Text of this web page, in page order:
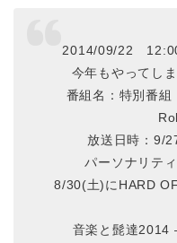
2014/09/22 12:00
今年もやってし
番組名：特別番
放送日時：9/
パーソナリテ
8/30(土)にHARD
音楽と髭達2014